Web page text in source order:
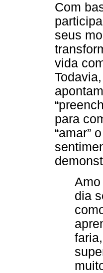
Com
seus
vida
para
“amar”
dia